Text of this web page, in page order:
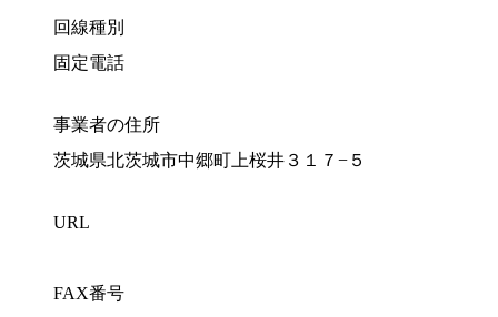
回線種別
固定電話
事業者の住所
茨城県北茨城市中郷町上桜井３１７−５
URL
FAX番号